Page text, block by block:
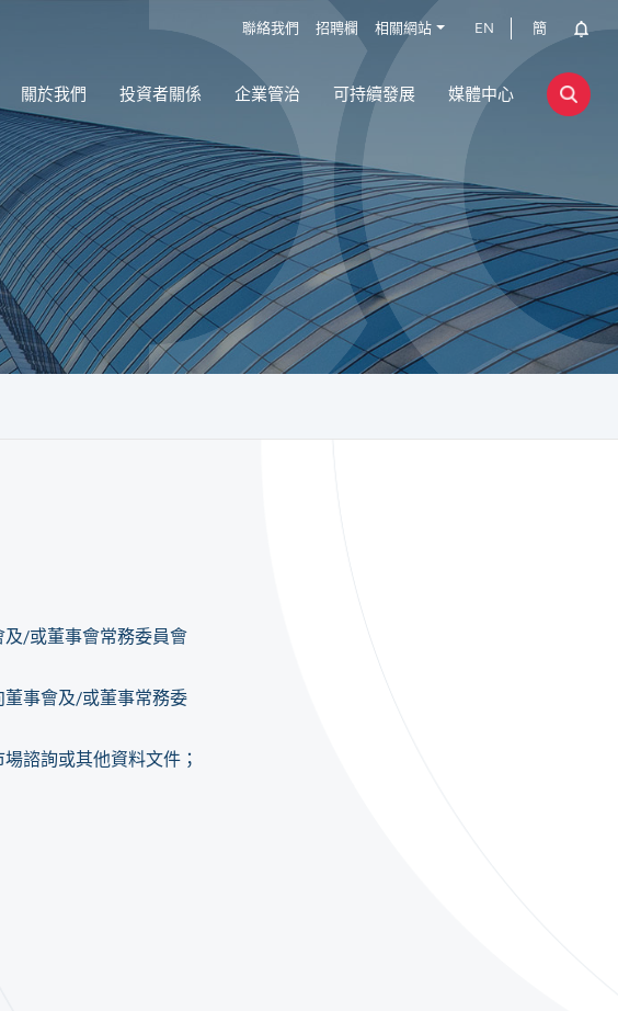
聯絡我們 招聘欄 相關網站 EN 簡
關於我們 投資者關係 企業管治 可持續發展 媒體中心
/或董事會常務委員會
事會及/或董事常務委
諮詢或其他資料文件；